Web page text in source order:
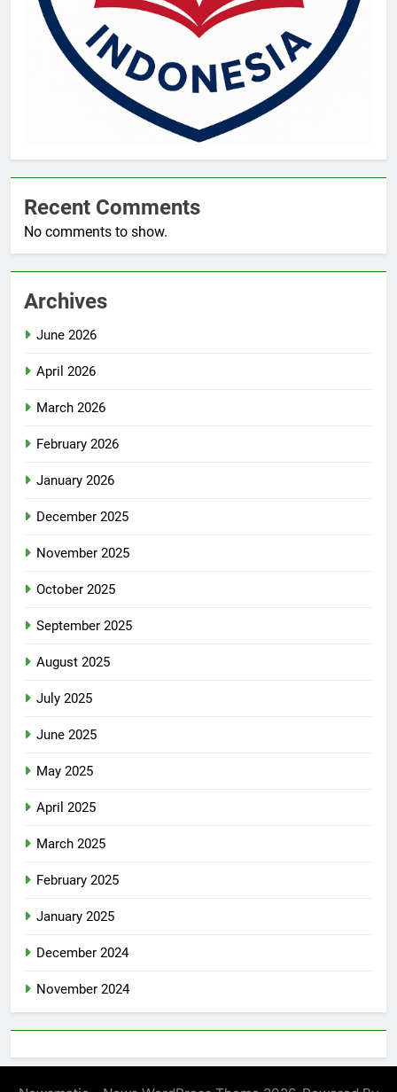
Recent Comments
No comments to show.
Archives
June 2026
April 2026
March 2026
February 2026
January 2026
December 2025
November 2025
October 2025
September 2025
August 2025
July 2025
June 2025
May 2025
April 2025
March 2025
February 2025
January 2025
December 2024
November 2024